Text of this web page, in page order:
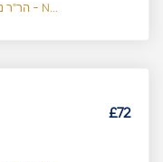
הר"ר נפתלי ברמ"א שלעזינגער - N...
£72